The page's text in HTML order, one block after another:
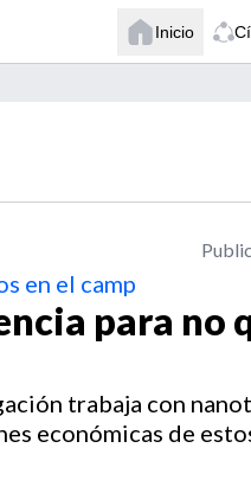
Inicio
en el camp
para no
trabaja con
económicas de